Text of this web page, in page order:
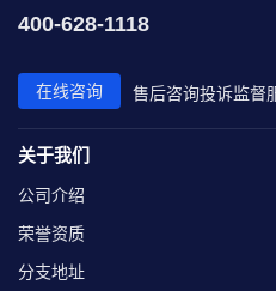
400-628-1118
在线咨询 售后咨询投诉监督
关于我们
公司介绍
荣誉资质
分支地址